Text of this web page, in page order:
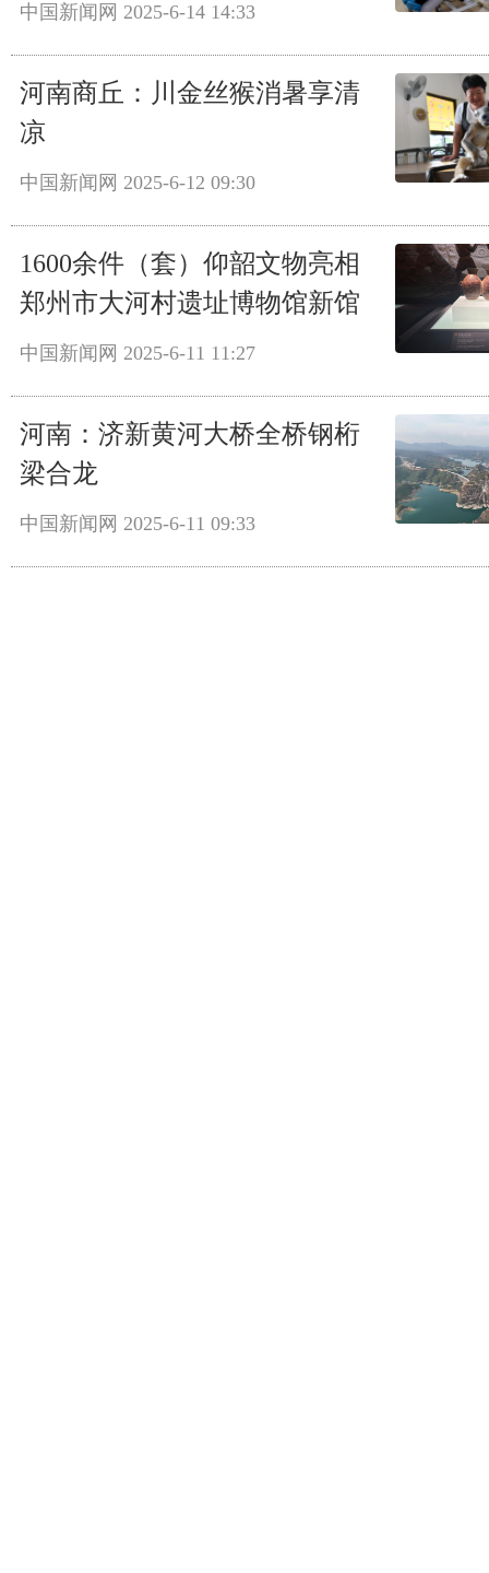
中国新闻网 2025-6-14 14:33
河南商丘：川金丝猴消暑享清
凉
中国新闻网 2025-6-12 09:30
1600余件（套）仰韶文物亮相
郑州市大河村遗址博物馆新馆
中国新闻网 2025-6-11 11:27
河南：济新黄河大桥全桥钢桁
梁合龙
中国新闻网 2025-6-11 09:33